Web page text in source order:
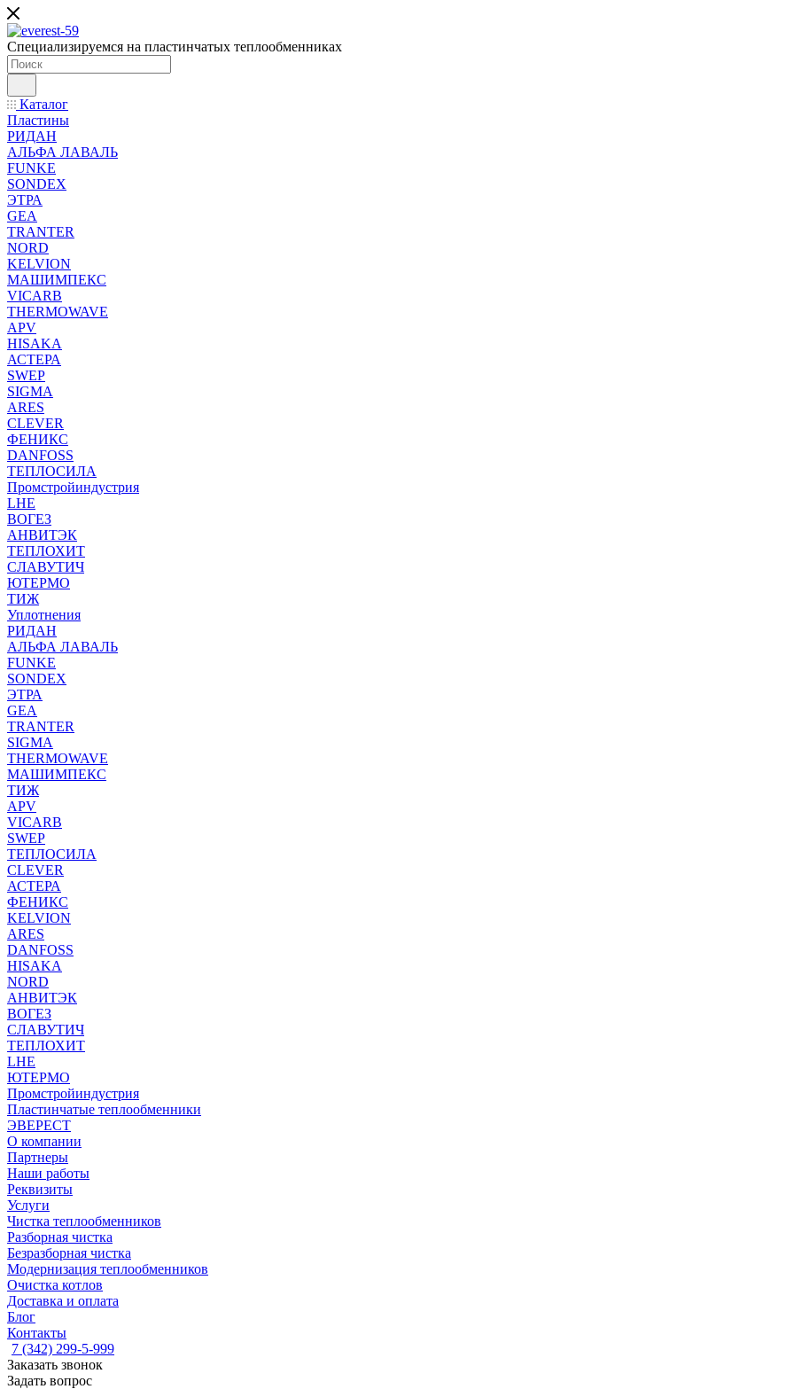
Специализируемся на пластинчатых теплообменниках
Каталог
Пластины
РИДАН
АЛЬФА ЛАВАЛЬ
FUNKE
SONDEX
ЭТРА
GEA
TRANTER
NORD
KELVION
МАШИМПЕКС
VICARB
THERMOWAVE
APV
HISAKA
АСТЕРА
SWEP
SIGMA
ARES
CLEVER
ФЕНИКС
DANFOSS
ТЕПЛОСИЛА
Промстройиндустрия
LHE
ВОГЕЗ
АНВИТЭК
ТЕПЛОХИТ
СЛАВУТИЧ
ЮТЕРМО
ТИЖ
Уплотнения
РИДАН
АЛЬФА ЛАВАЛЬ
FUNKE
SONDEX
ЭТРА
GEA
TRANTER
SIGMA
THERMOWAVE
МАШИМПЕКС
ТИЖ
APV
VICARB
SWEP
ТЕПЛОСИЛА
CLEVER
АСТЕРА
ФЕНИКС
KELVION
ARES
DANFOSS
HISAKA
NORD
АНВИТЭК
ВОГЕЗ
СЛАВУТИЧ
ТЕПЛОХИТ
LHE
ЮТЕРМО
Промстройиндустрия
Пластинчатые теплообменники
ЭВЕРЕСТ
О компании
Партнеры
Наши работы
Реквизиты
Услуги
Чистка теплообменников
Разборная чистка
Безразборная чистка
Модернизация теплообменников
Очистка котлов
Доставка и оплата
Блог
Контакты
7 (342) 299-5-999
Заказать звонок
Задать вопрос